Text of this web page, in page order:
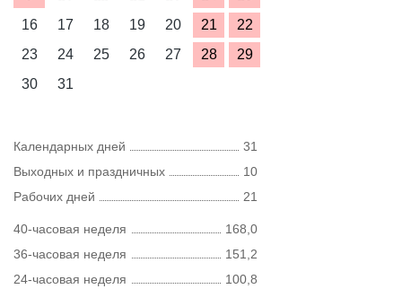
16
17 18 19 20 21
22
23
24 25 26 27 28
29
30
31
Календарных дней
31
Выходных и праздничных
10
Рабочих дней
21
40-часовая неделя
168,0
36-часовая неделя
151,2
24-часовая неделя
100,8